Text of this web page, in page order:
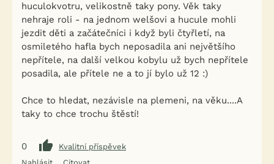
huculokvotru, velikostně taky pony. Věk taky
nehraje roli - na jednom welšovi a hucule mohli
jezdit děti a začátečníci i když byli čtyřletí, na
osmiletého hafla bych neposadila ani největšího
nepřítele, na další velkou kobylu už bych nepřítele
posadila, ale přítele ne a to jí bylo už 12 :)
Chce to hledat, nezávisle na plemeni, na věku....A
taky to chce trochu štěstí!
0
Kvalitní příspěvek